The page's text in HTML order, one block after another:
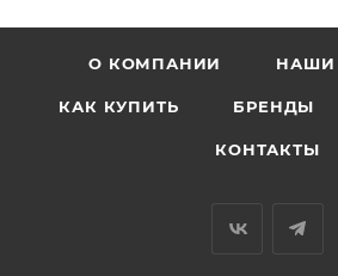
О КОМПАНИИ НАШИ
КАК КУПИТЬ БРЕНДЫ
КОНТАКТЫ